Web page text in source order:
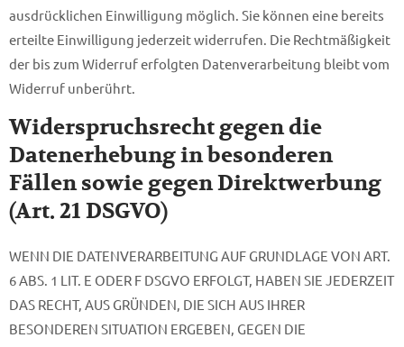
ausdrücklichen Einwilligung möglich. Sie können eine bereits
erteilte Einwilligung jederzeit widerrufen. Die Rechtmäßigkeit
der bis zum Widerruf erfolgten Datenverarbeitung bleibt vom
Widerruf unberührt.
Widerspruchsrecht gegen die
Datenerhebung in besonderen
Fällen sowie gegen Direktwerbung
(Art. 21 DSGVO)
WENN DIE DATENVERARBEITUNG AUF GRUNDLAGE VON ART.
6 ABS. 1 LIT. E ODER F DSGVO ERFOLGT, HABEN SIE JEDERZEIT
DAS RECHT, AUS GRÜNDEN, DIE SICH AUS IHRER
BESONDEREN SITUATION ERGEBEN, GEGEN DIE